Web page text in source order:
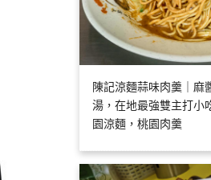
陳記涼麵蒜味肉羹｜麻
湯，在地最強雙主打小
園涼麵，桃園肉羹